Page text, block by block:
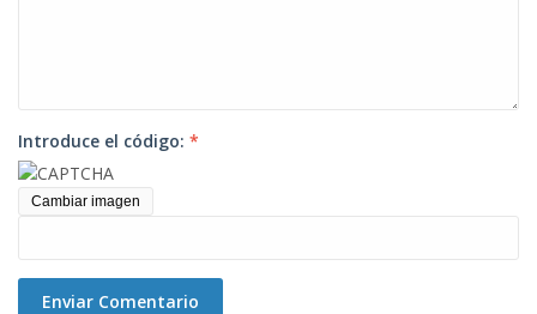
Introduce el código: *
Cambiar imagen
Enviar Comentario